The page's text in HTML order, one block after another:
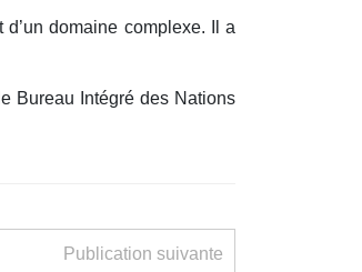
domaine complexe. Il a
Bureau Intégré des Nations
Publication suivante